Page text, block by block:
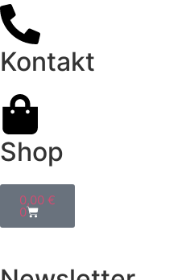
Kontakt
Shop
0,00 €
0